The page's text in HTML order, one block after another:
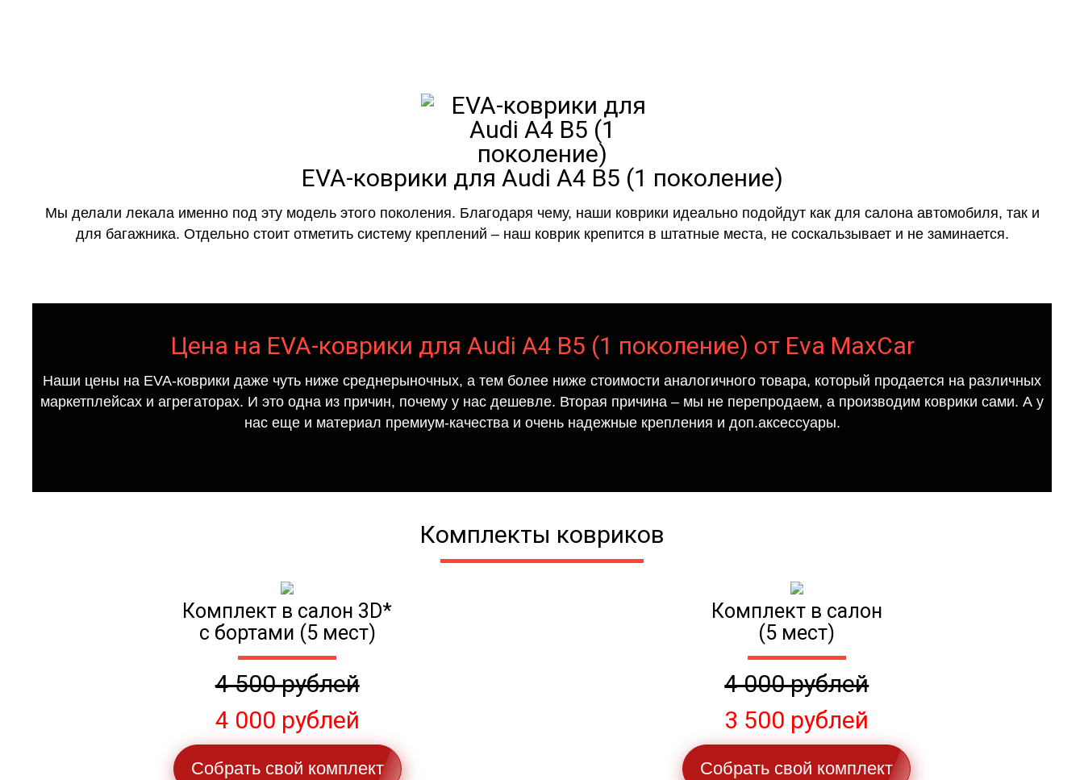
EVA-коврики для Audi A4 B5 (1 поколение)
Мы делали лекала именно под эту модель этого поколения. Благодаря чему, наши коврики идеально подойдут как для салона автомобиля, так и
для багажника. Отдельно стоит отметить систему креплений – наш коврик крепится в штатные места, не соскальзывает и не заминается.
Цена на EVA-коврики для Audi A4 B5 (1 поколение) от Eva MaxCar
Наши цены на EVA-коврики даже чуть ниже среднерыночных, а тем более ниже стоимости аналогичного товара, который продается на различных
маркетплейсах и агрегаторах. И это одна из причин, почему у нас дешевле. Вторая причина – мы не перепродаем, а производим коврики сами. А у
нас еще и материал премиум-качества и очень надежные крепления и доп.аксессуары.
Комплекты ковриков
Комплект в салон 3D*
с бортами (5 мест)
4 500 рублей
4 000 рублей
Собрать свой комплект
Комплект в салон
(5 мест)
4 000 рублей
3 500 рублей
Собрать свой комплект